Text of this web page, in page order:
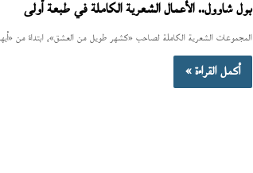
بول شاوول.. الأعمال الشعرية الكاملة في طبعة أولى
المجموعات الشعرية الكاملة لصاحب «كشهر طويل من العشق»، ابتداءً من
أكمل القراءة »